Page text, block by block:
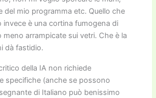
del mio programma etc. Quello che
invece è una cortina fumogena di
meno arrampicate sui vetri. Che è la
dà fastidio.
della IA non richiede
specifiche (anche se possono
di Italiano può benissimo